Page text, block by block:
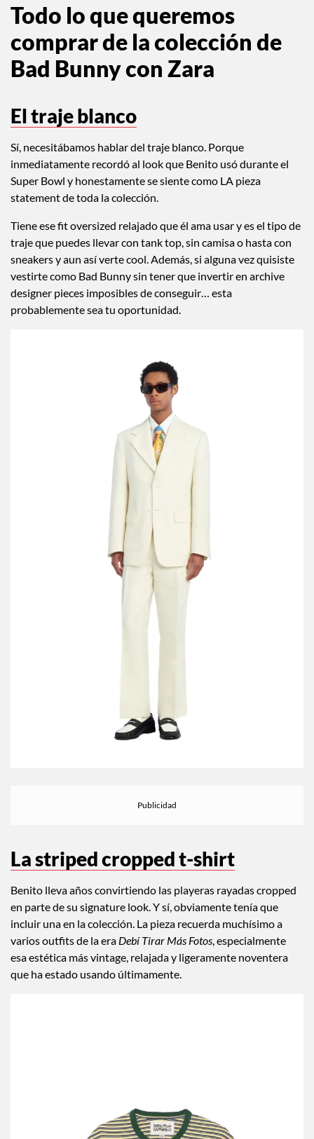
Todo lo que queremos
comprar de la colección de
Bad Bunny con Zara
El traje blanco
Sí, necesitábamos hablar del traje blanco. Porque
inmediatamente recordó al look que Benito usó durante el
Super Bowl y honestamente se siente como LA pieza
statement de toda la colección.
Tiene ese fit oversized relajado que él ama usar y es el tipo de
traje que puedes llevar con tank top, sin camisa o hasta con
sneakers y aun así verte cool. Además, si alguna vez quisiste
vestirte como Bad Bunny sin tener que invertir en archive
designer pieces imposibles de conseguir… esta
probablemente sea tu oportunidad.
La striped cropped t-shirt
Benito lleva años convirtiendo las playeras rayadas cropped
en parte de su signature look. Y sí, obviamente tenía que
incluir una en la colección. La pieza recuerda muchísimo a
varios outfits de la era Debí Tirar Más Fotos, especialmente
esa estética más vintage, relajada y ligeramente noventera
que ha estado usando últimamente.